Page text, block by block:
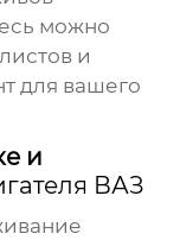
можно
и
для вашего
и
ВАЗ